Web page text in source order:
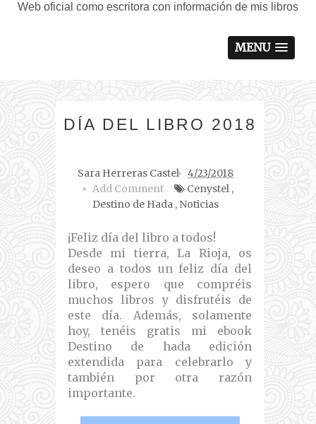
Web oficial como escritora con información de mis libros
MENU
DÍA DEL LIBRO 2018
Sara Herreras Castel
4/23/2018
Add Comment
Cenystel ,
Destino de Hada , Noticias
¡Feliz día del libro a todos!
Desde mi tierra, La Rioja, os
deseo a todos un feliz día del
libro, espero que compréis
muchos libros y disfrutéis de
este día. Además, solamente
hoy, tenéis gratis mi ebook
Destino de hada edición
extendida para celebrarlo y
también por otra razón
importante.